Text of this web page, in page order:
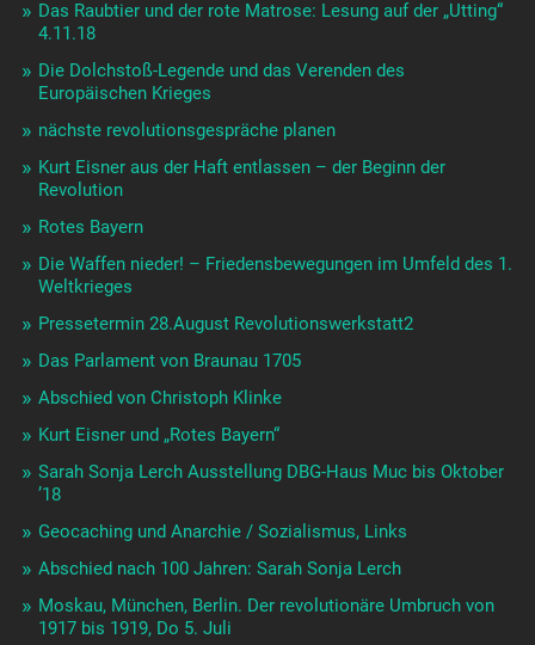
Das Raubtier und der rote Matrose: Lesung auf der „Utting“
4.11.18
Die Dolchstoß-Legende und das Verenden des
Europäischen Krieges
nächste revolutionsgespräche planen
Kurt Eisner aus der Haft entlassen – der Beginn der
Revolution
Rotes Bayern
Die Waffen nieder! – Friedensbewegungen im Umfeld des 1.
Weltkrieges
Pressetermin 28.August Revolutionswerkstatt2
Das Parlament von Braunau 1705
Abschied von Christoph Klinke
Kurt Eisner und „Rotes Bayern“
Sarah Sonja Lerch Ausstellung DBG-Haus Muc bis Oktober
’18
Geocaching und Anarchie / Sozialismus, Links
Abschied nach 100 Jahren: Sarah Sonja Lerch
Moskau, München, Berlin. Der revolutionäre Umbruch von
1917 bis 1919, Do 5. Juli